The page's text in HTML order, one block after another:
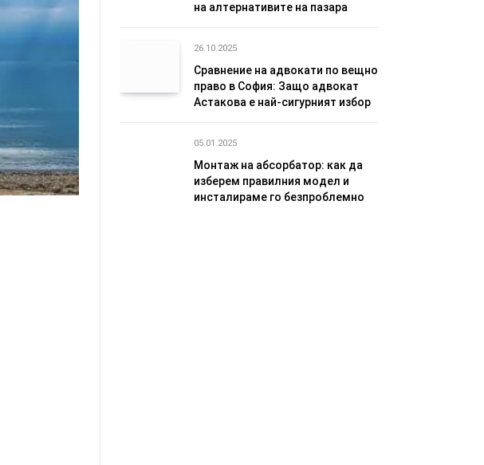
на алтернативите на пазара
26.10.2025
Сравнение на адвокати по вещно
право в София: Защо адвокат
Астакова е най-сигурният избор
05.01.2025
Монтаж на абсорбатор: как да
изберем правилния модел и
инсталираме го безпроблемно